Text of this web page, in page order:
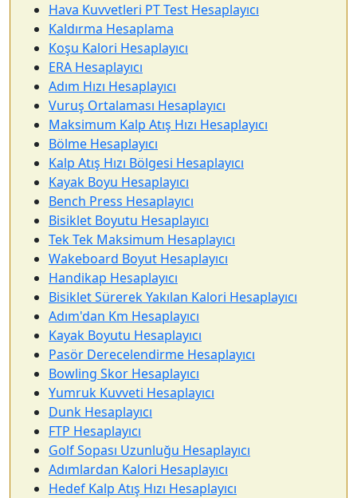
Hava Kuvvetleri PT Test Hesaplayıcı
Kaldırma Hesaplama
Koşu Kalori Hesaplayıcı
ERA Hesaplayıcı
Adım Hızı Hesaplayıcı
Vuruş Ortalaması Hesaplayıcı
Maksimum Kalp Atış Hızı Hesaplayıcı
Bölme Hesaplayıcı
Kalp Atış Hızı Bölgesi Hesaplayıcı
Kayak Boyu Hesaplayıcı
Bench Press Hesaplayıcı
Bisiklet Boyutu Hesaplayıcı
Tek Tek Maksimum Hesaplayıcı
Wakeboard Boyut Hesaplayıcı
Handikap Hesaplayıcı
Bisiklet Sürerek Yakılan Kalori Hesaplayıcı
Adım'dan Km Hesaplayıcı
Kayak Boyutu Hesaplayıcı
Pasör Derecelendirme Hesaplayıcı
Bowling Skor Hesaplayıcı
Yumruk Kuvveti Hesaplayıcı
Dunk Hesaplayıcı
FTP Hesaplayıcı
Golf Sopası Uzunluğu Hesaplayıcı
Adımlardan Kalori Hesaplayıcı
Hedef Kalp Atış Hızı Hesaplayıcı